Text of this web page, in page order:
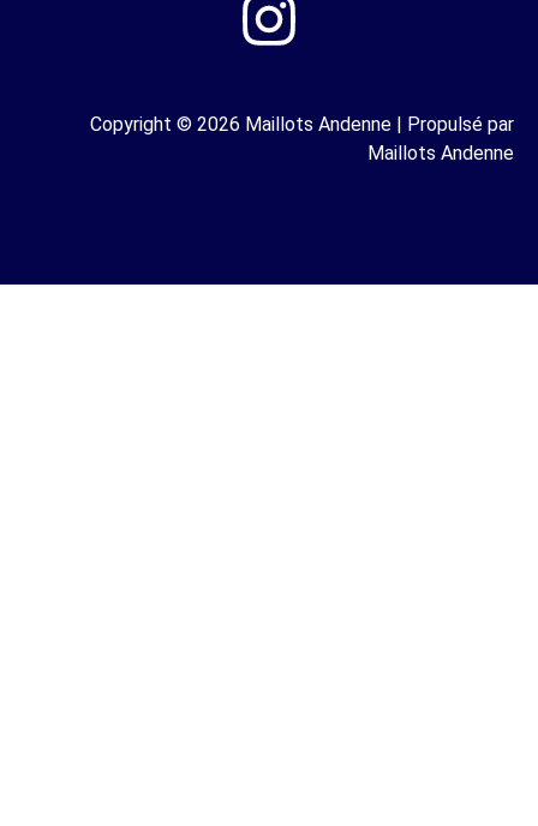
Copyright © 2026 Maillots Andenne | Propulsé par
Maillots Andenne